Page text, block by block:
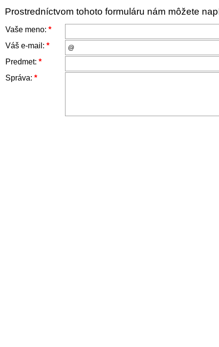
Prostredníctvom tohoto formuláru nám môžete
Vaše meno: *
Váš e-mail: *
Predmet: *
Správa: *